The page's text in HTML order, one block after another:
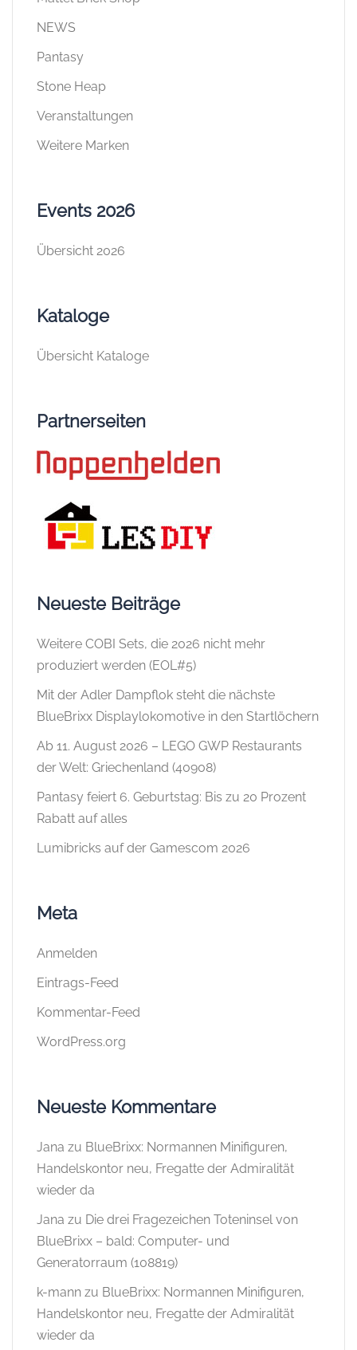
NEWS
Pantasy
Stone Heap
Veranstaltungen
Weitere Marken
Events 2026
Übersicht 2026
Kataloge
Übersicht Kataloge
Partnerseiten
Neueste Beiträge
Weitere COBI Sets, die 2026 nicht mehr
produziert werden (EOL#5)
Mit der Adler Dampflok steht die nächste
BlueBrixx Displaylokomotive in den Startlöchern
Ab 11. August 2026 – LEGO GWP Restaurants
der Welt: Griechenland (40908)
Pantasy feiert 6. Geburtstag: Bis zu 20 Prozent
Rabatt auf alles
Lumibricks auf der Gamescom 2026
Meta
Anmelden
Eintrags-Feed
Kommentar-Feed
WordPress.org
Neueste Kommentare
Jana zu BlueBrixx: Normannen Minifiguren,
Handelskontor neu, Fregatte der Admiralität
wieder da
Jana zu Die drei Fragezeichen Toteninsel von
BlueBrixx – bald: Computer- und
Generatorraum (108819)
k-mann zu BlueBrixx: Normannen Minifiguren,
Handelskontor neu, Fregatte der Admiralität
wieder da